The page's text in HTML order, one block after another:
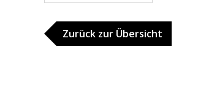
Zurück zur Übersicht